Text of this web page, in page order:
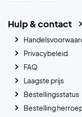
Hulp & contact
Privacybeleid
FAQ
Laagste prijs
Bestellingsstatus
Bestelling